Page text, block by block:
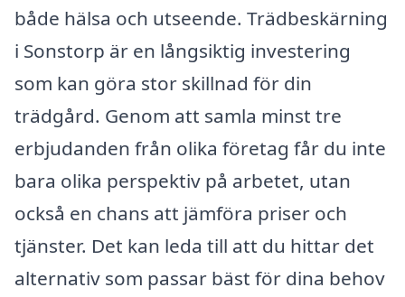
både hälsa och utseende. Trädbeskärning
i Sonstorp är en långsiktig investering
som kan göra stor skillnad för din
trädgård. Genom att samla minst tre
erbjudanden från olika företag får du inte
bara olika perspektiv på arbetet, utan
också en chans att jämföra priser och
tjänster. Det kan leda till att du hittar det
alternativ som passar bäst för dina behov